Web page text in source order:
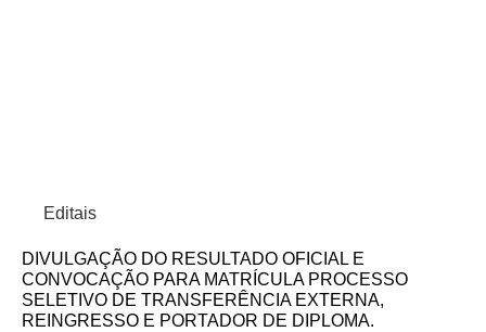
Editais
DIVULGAÇÃO DO RESULTADO OFICIAL E
CONVOCAÇÃO PARA MATRÍCULA PROCESSO
SELETIVO DE TRANSFERÊNCIA EXTERNA,
REINGRESSO E PORTADOR DE DIPLOMA.